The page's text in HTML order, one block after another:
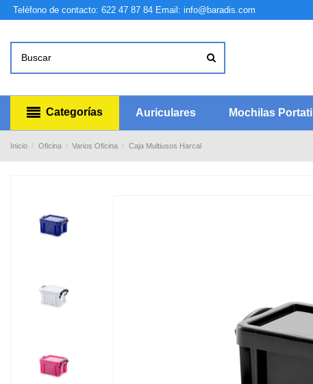
Teléfono de contacto: 622 47 87 84 Email: info@baradis.com
Categorías Auriculares Mochilas Portatil
Inicio Oficina Varios Oficina Caja Multiusos Harcal